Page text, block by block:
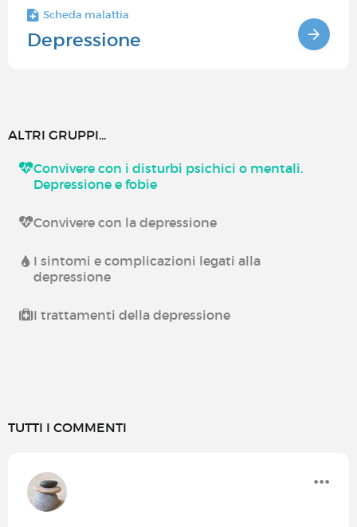
Scheda malattia
Depressione
ALTRI GRUPPI...
Convivere con i disturbi psichici o mentali.
Depressione e fobie
Convivere con la depressione
I sintomi e complicazioni legati alla
depressione
I trattamenti della depressione
TUTTI I COMMENTI